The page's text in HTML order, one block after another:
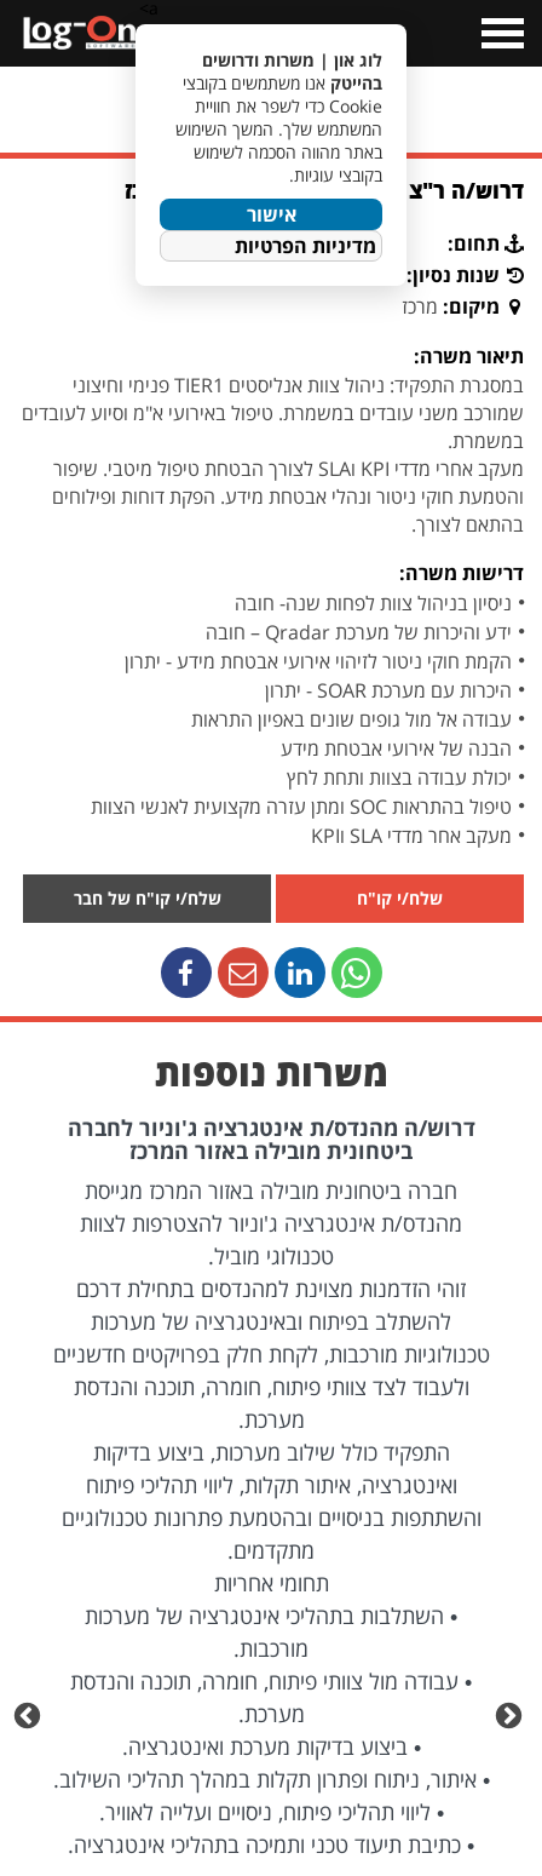
Menu
מעבר לחיפוש משרות
דרוש/ה ר"צ SOC לגוף פיננסי גדול במרכז
תחום:
שנות נסיון:
מיקום: מרכז
תיאור משרה:
במסגרת התפקיד: ניהול צוות אנליסטים TIER1 פנימי וחיצוני
שמורכב משני עובדים במשמרת. טיפול באירועי א"מ וסיוע לעובדים
במשמרת.
מעקב אחרי מדדי KPI וSLA לצורך הבטחת טיפול מיטבי. שיפור
והטמעת חוקי ניטור ונהלי אבטחת מידע. הפקת דוחות ופילוחים
בהתאם לצורך.
דרישות משרה:
ניסיון בניהול צוות לפחות שנה- חובה
ידע והיכרות של מערכת Qradar – חובה
הקמת חוקי ניטור לזיהוי אירועי אבטחת מידע - יתרון
היכרות עם מערכת SOAR - יתרון
עבודה אל מול גופים שונים באפיון התראות
הבנה של אירועי אבטחת מידע
יכולת עבודה בצוות ותחת לחץ
טיפול בהתראות SOC ומתן עזרה מקצועית לאנשי הצוות
מעקב אחר מדדי SLA וKPI
שלח/י קו"ח שלח/י קו"ח של חבר
משרות נוספות
דרוש/ה מהנדס/ת אינטגרציה ג'וניור לחברה
ביטחונית מובילה באזור המרכז
חברה ביטחונית מובילה באזור המרכז מגייסת
מהנדס/ת אינטגרציה ג'וניור להצטרפות לצוות
טכנולוגי מוביל.
זוהי הזדמנות מצוינת למהנדסים בתחילת דרכם
להשתלב בפיתוח ובאינטגרציה של מערכות
טכנולוגיות מורכבות, לקחת חלק בפרויקטים חדשניים
ולעבוד לצד צוותי פיתוח, חומרה, תוכנה והנדסת
מערכת.
התפקיד כולל שילוב מערכות, ביצוע בדיקות
ואינטגרציה, איתור תקלות, ליווי תהליכי פיתוח
והשתתפות בניסויים ובהטמעת פתרונות טכנולוגיים
מתקדמים.
תחומי אחריות
• השתלבות בתהליכי אינטגרציה של מערכות
מורכבות.
• עבודה מול צוותי פיתוח, חומרה, תוכנה והנדסת
מערכת.
• ביצוע בדיקות מערכת ואינטגרציה.
• איתור, ניתוח ופתרון תקלות במהלך תהליכי השילוב.
• ליווי תהליכי פיתוח, ניסויים ועלייה לאוויר.
• כתיבת תיעוד טכני ותמיכה בתהליכי אינטגרציה.
לוג און | משרות ודרושים
בהייטק אנו משתמשים בקובצי
Cookie כדי לשפר את חוויית
המשתמש שלך. המשך השימוש
באתר מהווה הסכמה לשימוש
בקובצי עוגיות.
אישור
מדיניות הפרטיות